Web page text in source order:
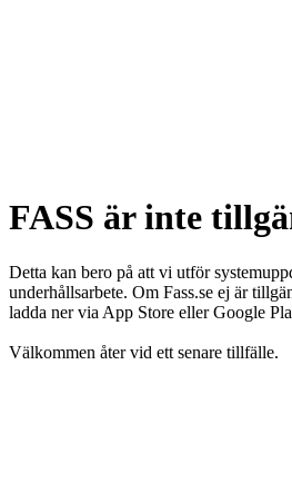
FASS är inte
Detta kan bero på att vi utför
underhållsarbete. Om Fass.se ej är
ladda ner via App Store eller Google
Välkommen åter vid ett senare tillfälle.